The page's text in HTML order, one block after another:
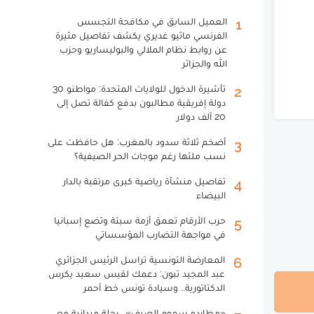
1
العميل السابق في مكافحة التجسس
الفرنسي ماثيو غديري يكشف تفاصيل مثيرة
عن روابط نظام الملالي والبوليساريو وحزب
الله والجزائر
2
تأشيرة الدخول للولايات المتحدة: مواطنو 30
دولة إفريقية مطالبون بدفع كفالة تصل إلى
20 ألف دولار
3
أضخم ثلاثة سدود بالمغرب: هل حافظت على
نسب ملئها رغم موجات الحر الصيفية؟
4
تفاصيل منشأة رياضية كبرى مرتقبة بالدار
البيضاء
5
حرب الأرقام تعمق أزمة سبتة وتضع إسبانيا
في مواجهة التضارب المؤسساتي
6
المعارضة التونسية تراسل الرئيس الجزائري
عبد المجيد تبون: دعمك لقيس سعيد يكرس
الدكتاتورية.. وسيادة تونس خط أحمر